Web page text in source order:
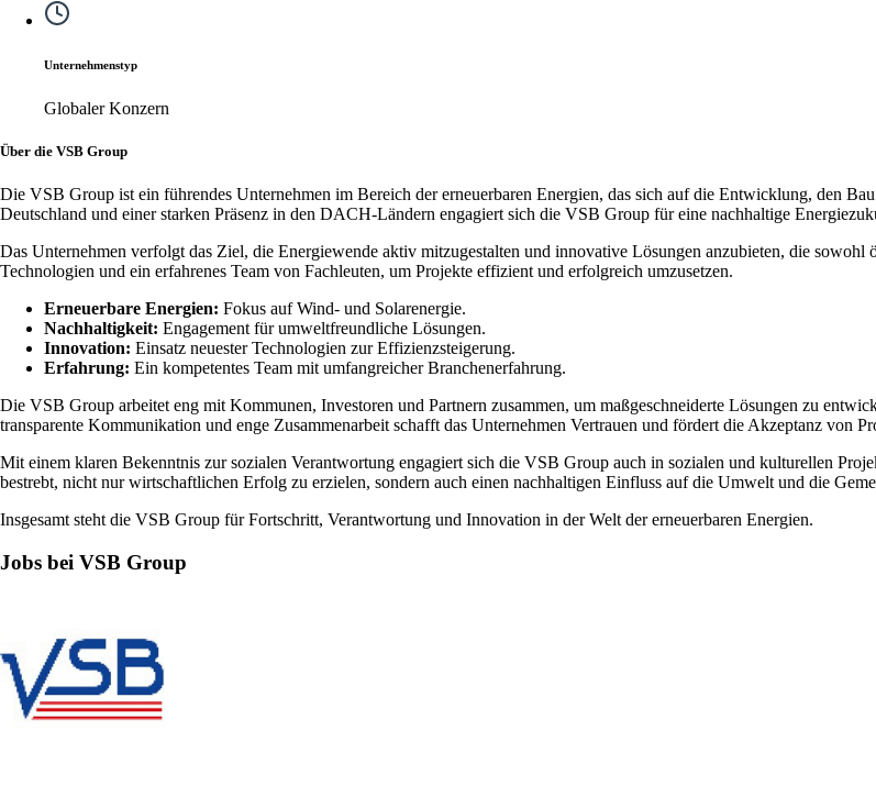
Unternehmenstyp
Globaler Konzern
Über die VSB Group
Die VSB Group ist ein führendes Unternehmen im Bereich der erneuerbaren Energien, das sich auf die Entwicklung, den
Deutschland und einer starken Präsenz in den DACH-Ländern engagiert sich die VSB Group für eine nachhaltige
Das Unternehmen verfolgt das Ziel, die Energiewende aktiv mitzugestalten und innovative Lösungen anzubieten, die
Technologien und ein erfahrenes Team von Fachleuten, um Projekte effizient und erfolgreich umzusetzen.
Erneuerbare Energien: Fokus auf Wind- und Solarenergie.
Nachhaltigkeit: Engagement für umweltfreundliche Lösungen.
Innovation: Einsatz neuester Technologien zur Effizienzsteigerung.
Erfahrung: Ein kompetentes Team mit umfangreicher Branchenerfahrung.
Die VSB Group arbeitet eng mit Kommunen, Investoren und Partnern zusammen, um maßgeschneiderte Lösungen zu
transparente Kommunikation und enge Zusammenarbeit schafft das Unternehmen Vertrauen und fördert die Akzeptanz von
Mit einem klaren Bekenntnis zur sozialen Verantwortung engagiert sich die VSB Group auch in sozialen und kulturellen
bestrebt, nicht nur wirtschaftlichen Erfolg zu erzielen, sondern auch einen nachhaltigen Einfluss auf die Umwelt und die
Insgesamt steht die VSB Group für Fortschritt, Verantwortung und Innovation in der Welt der erneuerbaren Energien.
Jobs bei VSB Group